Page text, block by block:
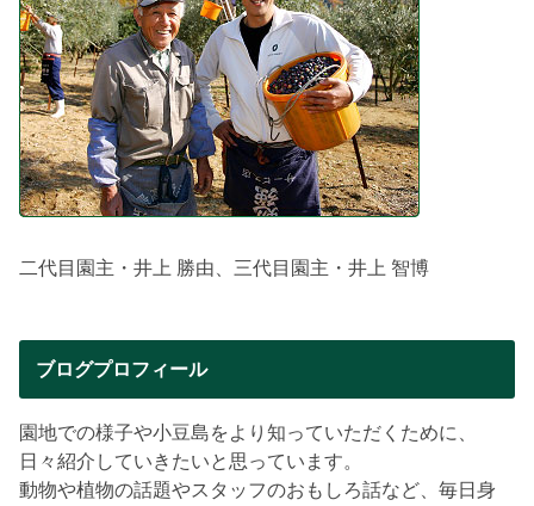
二代目園主・井上 勝由、三代目園主・井上 智博
ブログプロフィール
園地での様子や小豆島をより知っていただくために、
日々紹介していきたいと思っています。
動物や植物の話題やスタッフのおもしろ話など、毎日身